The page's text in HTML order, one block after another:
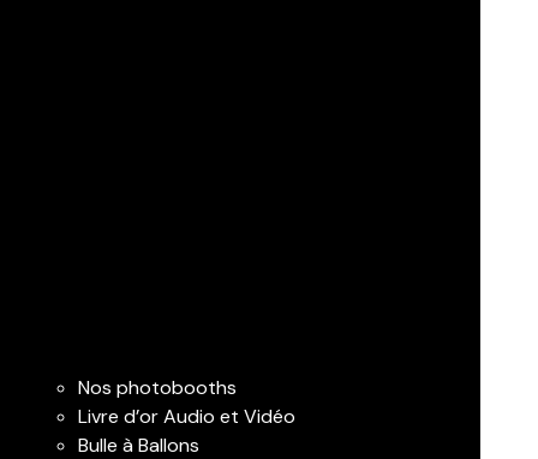
Nos photobooths
Livre d’or Audio et Vidéo
Bulle à Ballons